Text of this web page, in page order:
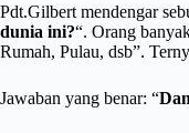
Pdt.Gilbert mendengar
dunia ini?“. Orang
Rumah, Pulau, dsb”.
Jawaban yang benar: “